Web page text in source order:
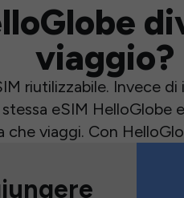
viaggio?
riutilizzabile. Invece
eSIM HelloGlobe
che viaggi. Con